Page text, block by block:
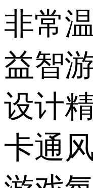
非常
益智
设计
卡通